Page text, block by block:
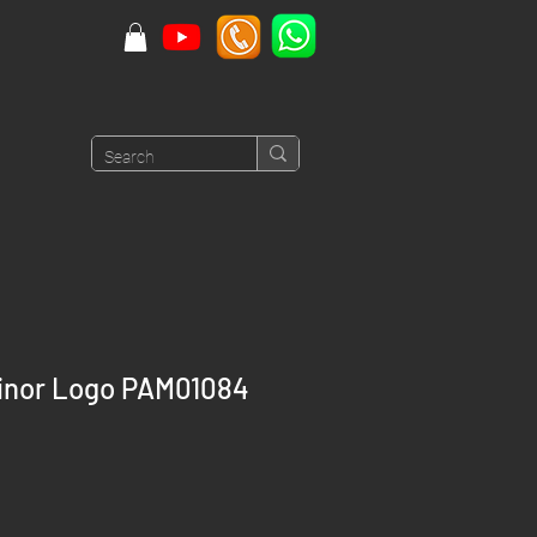
Logo PAM01084